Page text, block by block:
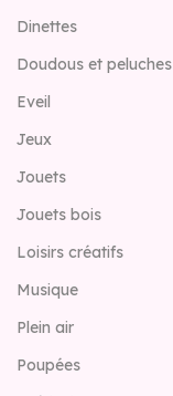
Dinettes
Doudous et peluches
Eveil
Jeux
Jouets
Jouets bois
Loisirs créatifs
Musique
Plein air
Poupées